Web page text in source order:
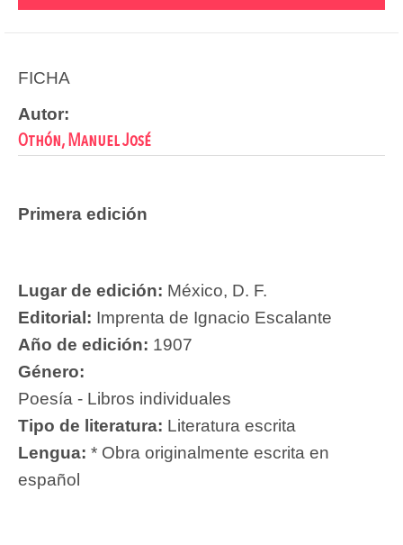
FICHA
Autor:
Othón, Manuel José
Primera edición
Lugar de edición: México, D. F.
Editorial: Imprenta de Ignacio Escalante
Año de edición: 1907
Género:
Poesía - Libros individuales
Tipo de literatura: Literatura escrita
Lengua: * Obra originalmente escrita en
español